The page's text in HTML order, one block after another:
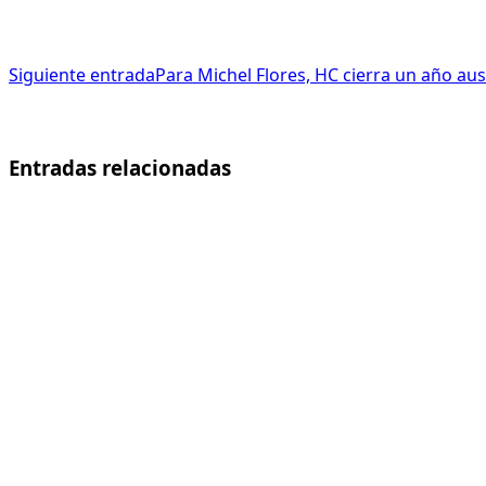
Siguiente entradaPara Michel Flores, HC cierra un año
Entradas relacionadas